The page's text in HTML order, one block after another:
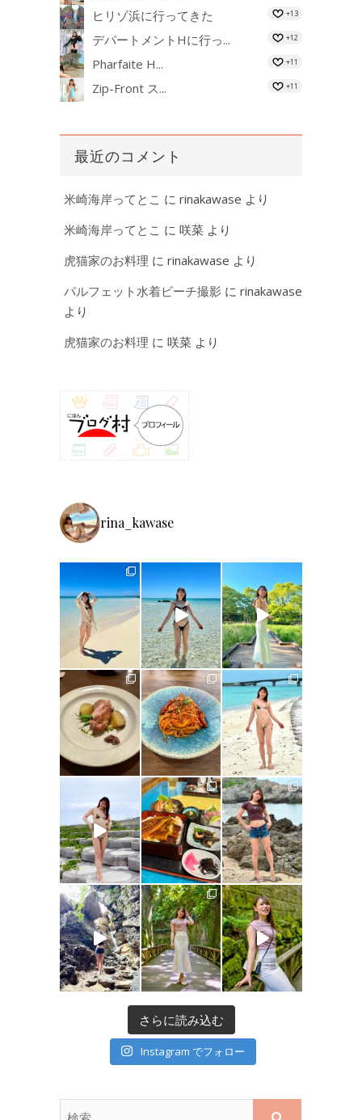
ヒリゾ浜に行ってきた +13
デパートメントHに行っ... +12
Pharfaite H... +11
Zip-Front ス... +11
最近のコメント
米崎海岸ってとこ に rinakawase より
米崎海岸ってとこ に 咲菜 より
虎猫家のお料理 に rinakawase より
パルフェット水着ビーチ撮影 に rinakawase
より
虎猫家のお料理 に 咲菜 より
rina_kawase
さらに読み込む
Instagram でフォロー